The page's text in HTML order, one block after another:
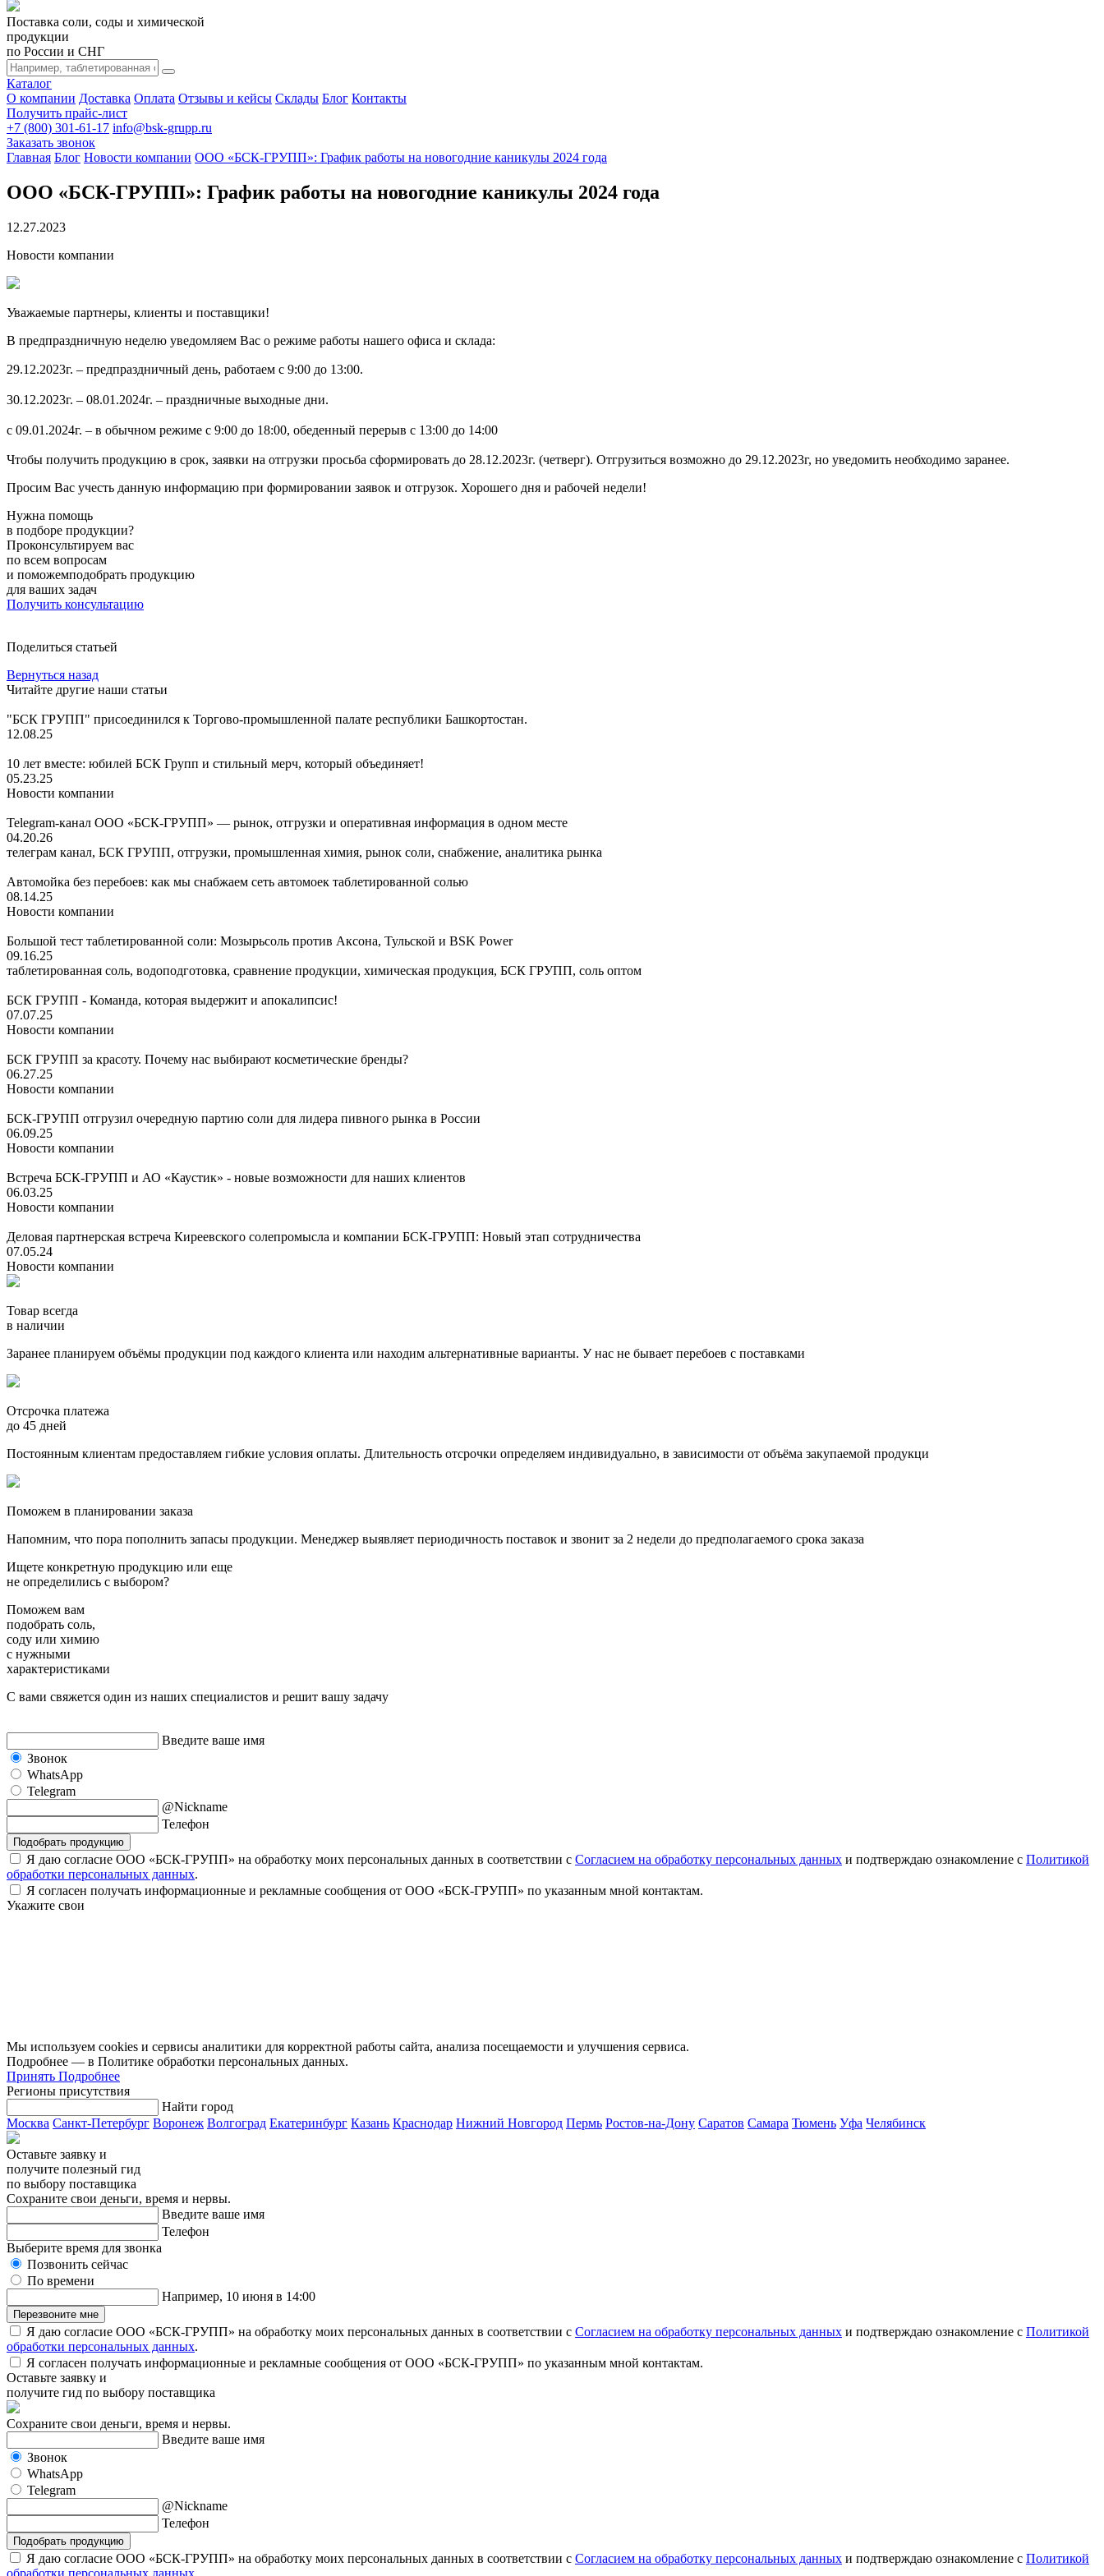
Поставка соли, соды и химической
продукции
по России и СНГ
Каталог
О компании Доставка Оплата Отзывы и кейсы Склады Блог Контакты
Получить прайс-лист
+7 (800) 301-61-17 info@bsk-grupp.ru
Заказать звонок
Главная Блог Новости компании ООО «БСК-ГРУПП»: График работы на новогодние каникулы 2024 года
ООО «БСК-ГРУПП»: График работы на новогодние каникулы 2024 года
12.27.2023
Новости компании
Уважаемые партнеры, клиенты и поставщики!
В предпраздничную неделю уведомляем Вас о режиме работы нашего офиса и склада:
ㅤ29.12.2023г. – предпраздничный день, работаем с 9:00 до 13:00.
ㅤ30.12.2023г. – 08.01.2024г. – праздничные выходные дни.
ㅤс 09.01.2024г. – в обычном режиме с 9:00 до 18:00, обеденный перерыв с 13:00 до 14:00
Чтобы получить продукцию в срок, заявки на отгрузки просьба сформировать до 28.12.2023г. (четверг). Отгрузиться возможно до 29.12.2023г, но уведомить необходимо заранее.
Просим Вас учесть данную информацию при формировании заявок и отгрузок. Хорошего дня и рабочей недели!
Нужна помощь
в подборе продукции?
Проконсультируем вас
по всем вопросам
и поможемподобрать продукцию
для ваших задач
Получить консультацию
Поделиться статьей
Вернуться назад
Читайте другие наши статьи
"БСК ГРУПП" присоединился к Торгово-промышленной палате республики Башкортостан.
12.08.25
10 лет вместе: юбилей БСК Групп и стильный мерч, который объединяет!
05.23.25
Новости компании
Telegram-канал ООО «БСК-ГРУПП» — рынок, отгрузки и оперативная информация в одном месте
04.20.26
телеграм канал, БСК ГРУПП, отгрузки, промышленная химия, рынок соли, снабжение, аналитика рынка
Автомойка без перебоев: как мы снабжаем сеть автомоек таблетированной солью
08.14.25
Новости компании
Большой тест таблетированной соли: Мозырьсоль против Аксона, Тульской и BSK Power
09.16.25
таблетированная соль, водоподготовка, сравнение продукции, химическая продукция, БСК ГРУПП, соль оптом
БСК ГРУПП - Команда, которая выдержит и апокалипсис!
07.07.25
Новости компании
БСК ГРУПП за красоту. Почему нас выбирают косметические бренды?
06.27.25
Новости компании
БСК-ГРУПП отгрузил очередную партию соли для лидера пивного рынка в России
06.09.25
Новости компании
Встреча БСК-ГРУПП и АО «Каустик» - новые возможности для наших клиентов
06.03.25
Новости компании
Деловая партнерская встреча Киреевского солепромысла и компании БСК-ГРУПП: Новый этап сотрудничества
07.05.24
Новости компании
Товар всегда
в наличии
Заранее планируем объёмы продукции под каждого клиента или находим альтернативные варианты. У нас не бывает перебоев с поставками
Отсрочка платежа
до 45 дней
Постоянным клиентам предоставляем гибкие условия оплаты. Длительность отсрочки определяем индивидуально, в зависимости от объёма закупаемой продукци
Поможем в планировании заказа
Напомним, что пора пополнить запасы продукции. Менеджер выявляет периодичность поставок и звонит за 2 недели до предполагаемого срока заказа
Ищете конкретную продукцию или еще
не определились с выбором?
Поможем вам
подобрать соль,
соду или химию
с нужными
характеристиками
С вами свяжется один из наших специалистов и решит вашу задачу
Введите ваше имя
Звонок
WhatsApp
Telegram
@Nickname
Телефон
Подобрать продукцию
Я даю согласие ООО «БСК-ГРУПП» на обработку моих персональных данных в соответствии с Согласием на обработку персональных данных и подтверждаю ознакомление с Политикой
обработки персональных данных.
Я согласен получать информационные и рекламные сообщения от ООО «БСК-ГРУПП» по указанным мной контактам.
Укажите свои
Мы используем cookies и сервисы аналитики для корректной работы сайта, анализа посещаемости и улучшения сервиса.
Подробнее — в Политике обработки персональных данных.
Принять Подробнее
Регионы присутствия
Найти город
Москва Санкт-Петербург Воронеж Волгоград Екатеринбург Казань Краснодар Нижний Новгород Пермь Ростов-на-Дону Саратов Самара Тюмень Уфа Челябинск
Оставьте заявку и
получите полезный гид
по выбору поставщика
Сохраните свои деньги, время и нервы.
Введите ваше имя
Телефон
Выберите время для звонка
Позвонить сейчас
По времени
Например, 10 июня в 14:00
Перезвоните мне
Я даю согласие ООО «БСК-ГРУПП» на обработку моих персональных данных в соответствии с Согласием на обработку персональных данных и подтверждаю ознакомление с Политикой
обработки персональных данных.
Я согласен получать информационные и рекламные сообщения от ООО «БСК-ГРУПП» по указанным мной контактам.
Оставьте заявку и
получите гид по выбору поставщика
Сохраните свои деньги, время и нервы.
Введите ваше имя
Звонок
WhatsApp
Telegram
@Nickname
Телефон
Подобрать продукцию
Я даю согласие ООО «БСК-ГРУПП» на обработку моих персональных данных в соответствии с Согласием на обработку персональных данных и подтверждаю ознакомление с Политикой
обработки персональных данных